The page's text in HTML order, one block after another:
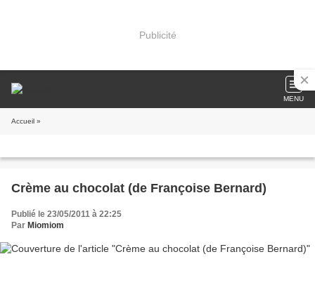
Publicité
MENU
Accueil »
Crème au chocolat (de Françoise Bernard)
Publié le 23/05/2011 à 22:25
Par Miomiom